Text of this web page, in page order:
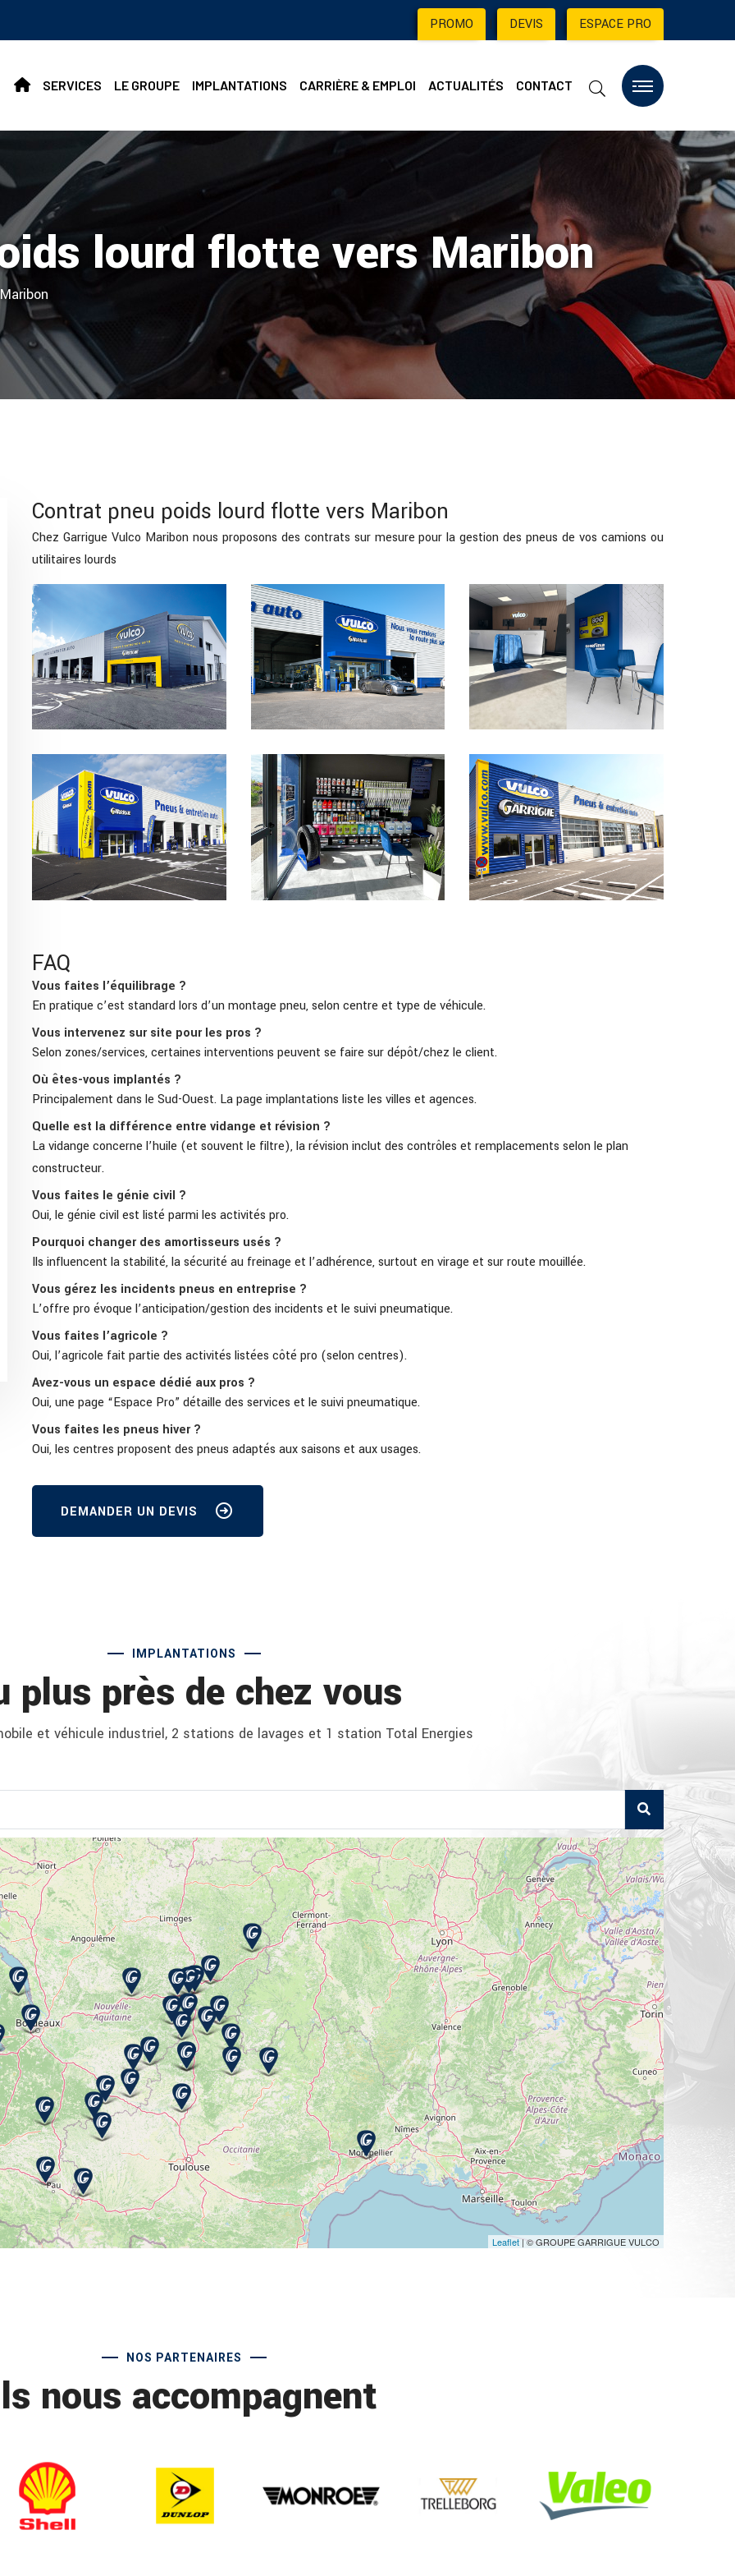
PROMO | DEVIS | ESPACE PRO
SERVICES LE GROUPE IMPLANTATIONS CARRIÈRE & EMPLOI ACTUALITÉS CONTACT
lourd flotte vers Maribon
Contrat pneu poids lourd flotte vers Maribon
Chez Garrigue Vulco Maribon nous proposons des contrats sur mesure pour la gestion des pneus de vos camions ou
utilitaires lourds
FAQ
Vous faites l’équilibrage ?
En pratique c’est standard lors d’un montage pneu, selon centre et type de véhicule.
Vous intervenez sur site pour les pros ?
Selon zones/services, certaines interventions peuvent se faire sur dépôt/chez le client.
Où êtes-vous implantés ?
Principalement dans le Sud-Ouest. La page implantations liste les villes et agences.
Quelle est la différence entre vidange et révision ?
La vidange concerne l’huile (et souvent le filtre), la révision inclut des contrôles et remplacements selon le plan
constructeur.
Vous faites le génie civil ?
Oui, le génie civil est listé parmi les activités pro.
Pourquoi changer des amortisseurs usés ?
Ils influencent la stabilité, la sécurité au freinage et l’adhérence, surtout en virage et sur route mouillée.
Vous gérez les incidents pneus en entreprise ?
L’offre pro évoque l’anticipation/gestion des incidents et le suivi pneumatique.
Vous faites l’agricole ?
Oui, l’agricole fait partie des activités listées côté pro (selon centres).
Avez-vous un espace dédié aux pros ?
Oui, une page “Espace Pro” détaille des services et le suivi pneumatique.
Vous faites les pneus hiver ?
Oui, les centres proposent des pneus adaptés aux saisons et aux usages.
DEMANDER UN DEVIS
IMPLANTATIONS
plus près de chez vous
et véhicule industriel, 2 stations de lavages et 1 station Total Energies
Leaflet | © GROUPE GARRIGUE VULCO
NOS PARTENAIRES
nous accompagnent